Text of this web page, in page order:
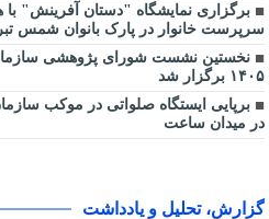
برگزاری نمایشگاه "دستان آفرینش" با
سرپرست خانوار در پارک بانوان شمس
نخستین نشست شورای پژوهشی
۱۴۰۵ برگزار شد
برپایی ایستگاه صلواتی در موکب
در میدان ساعت
گزارش، تحلیل و یادداشت